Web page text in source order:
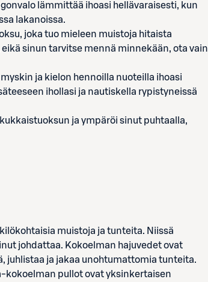
lämmittää ihoasi hellävaraisesti, kun
lakanoissa.
joka tuo mieleen muistoja hitaista
sinun tarvitse mennä minnekään, ota vain
ja kielon hennoilla nuoteilla ihoasi
ihollasi ja nautiskella rypistyneissä
ja ympäröi sinut puhtaalla,
muistoja ja tunteita. Niissä
johdattaa. Kokoelman hajuvedet ovat
juhlistaa ja jakaa unohtumattomia tunteita.
kokoelman pullot ovat yksinkertaisen